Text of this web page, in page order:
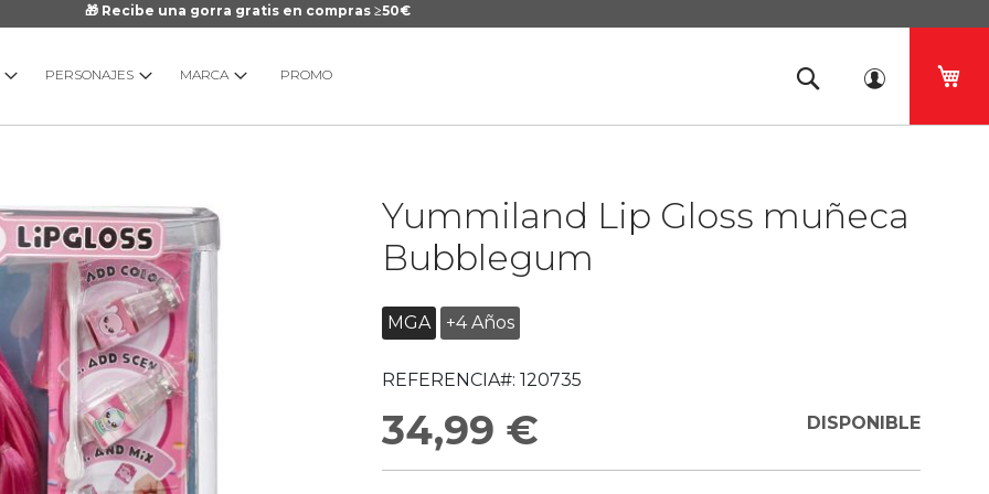
🎁 Recibe una gorra gratis en compras ≥50€
PERSONAJES MARCA PROMO
Yummiland Lip Gloss muñeca
Bubblegum
MGA +4 Años
REFERENCIA#: 120735
34,99 € DISPONIBLE
galería
imágenes